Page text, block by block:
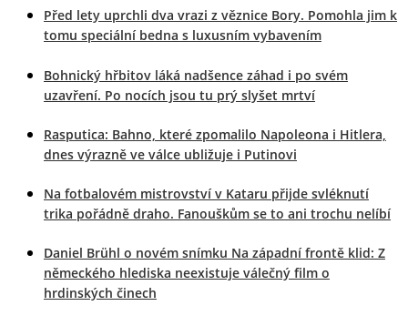
Před lety uprchli dva vrazi z věznice Bory. Pomohla jim k
tomu speciální bedna s luxusním vybavením
Bohnický hřbitov láká nadšence záhad i po svém
uzavření. Po nocích jsou tu prý slyšet mrtví
Rasputica: Bahno, které zpomalilo Napoleona i Hitlera,
dnes výrazně ve válce ubližuje i Putinovi
Na fotbalovém mistrovství v Kataru přijde svléknutí
trika pořádně draho. Fanouškům se to ani trochu nelíbí
Daniel Brühl o novém snímku Na západní frontě klid: Z
německého hlediska neexistuje válečný film o
hrdinských činech